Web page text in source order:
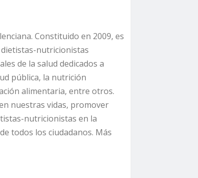
Constituido en 2009, es
dietistas-nutricionistas
de la salud dedicados a
pública, la nutrición
alimentaria, entre otros.
nuestras vidas, promover
nutricionistas en la
todos los ciudadanos. Más